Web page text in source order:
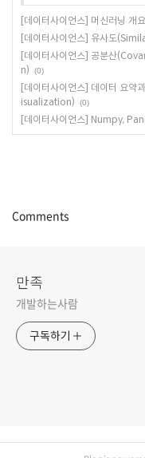
[데이터사이언스] 머신러닝 개요
[데이터사이언스] 유사도
[데이터사이언스] 공분산
n)
(0)
[데이터사이언스] 데이터 요
isualization)
(0)
[데이터사이언스] Numpy,
Comments
만족
개발하는사람
구독하기